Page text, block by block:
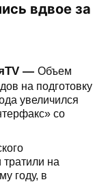
вдвое за
— Объем
на подготовку
увеличился
со
тратили на
году, в